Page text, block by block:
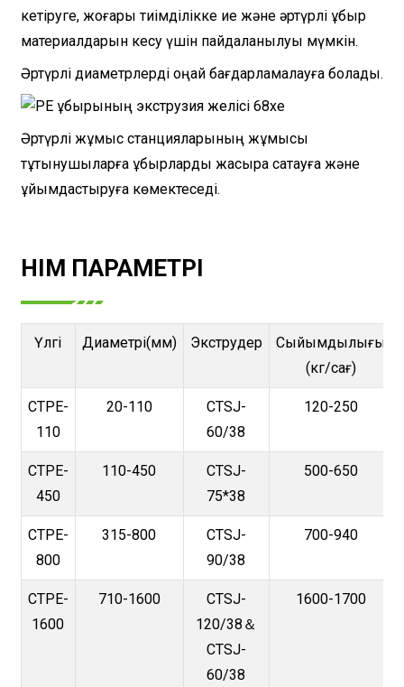
кетіруге, жоғары тиімділікке ие және әртүрлі құбыр
материалдарын кесу үшін пайдаланылуы мүмкін.
Әртүрлі диаметрлерді оңай бағдарламалауға болады.
Әртүрлі жұмыс станцияларының жұмысы
тұтынушыларға құбырларды жақсырақ сақтауға және
ұйымдастыруға көмектеседі.
ӨНІМ ПАРАМЕТРІ
Үлгі Диаметрі(мм) Экструдер
Сыйымдылығы
(кг/сағ)
CTPE-
110
20-110
CTSJ-
60/38
120-250
CTPE-
450
110-450
CTSJ-
75*38
500-650
CTPE-
800
315-800
CTSJ-
90/38
700-940
CTPE-
1600
710-1600
CTSJ-
120/38＆
CTSJ-
60/38
1600-1700